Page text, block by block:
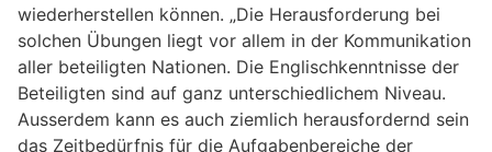
wiederherstellen können. „Die Herausforderung bei
solchen Übungen liegt vor allem in der Kommunikation
aller beteiligten Nationen. Die Englischkenntnisse der
Beteiligten sind auf ganz unterschiedlichem Niveau.
Ausserdem kann es auch ziemlich herausfordernd sein
das Zeitbedürfnis für die Aufgabenbereiche der